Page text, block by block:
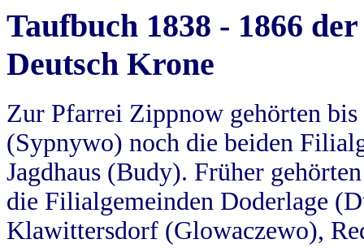
Taufbuch 1838 - 1866
Deutsch Krone
Zur Pfarrei Zippnow gehörten
(Sypnywo) noch die beiden
Jagdhaus (Budy). Früher
die Filialgemeinden Doderlage
Klawittersdorf (Glowaczewo),